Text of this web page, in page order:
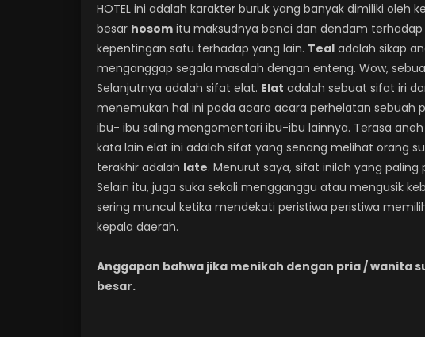
HOTEL ini adalah karakter buruk yang banyak dimiliki oleh
besar hosom itu maksudnya benci dan dendam
kepentingan satu terhadap yang lain. Teal adalah sikap
menganggap segala masalah dengan enteng. Wow,
Selanjutnya adalah sifat elat. Elat adalah sebuat sifat iri
menemukan hal ini pada acara acara perhelatan sebuah
ibu- ibu saling mengomentari ibu-ibu lainnya. Terasa
kata lain elat ini adalah sifat yang senang melihat orang
terakhir adalah late. Menurut saya, sifat inilah yang
Selain itu, juga suka sekali mengganggu atau mengusik
sering muncul ketika mendekati peristiwa peristiwa
kepala daerah.
Anggapan bahwa jika menikah dengan pria / wanita
besar.